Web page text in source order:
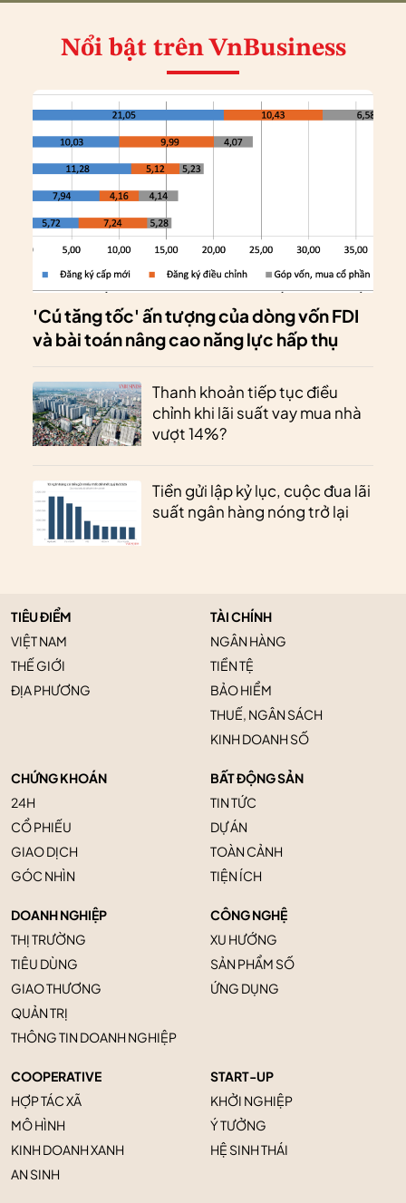
Nổi bật trên VnBusiness
'Cú tăng tốc' ấn tượng của dòng vốn FDI
và bài toán nâng cao năng lực hấp thụ
Thanh khoản tiếp tục điều
chỉnh khi lãi suất vay mua nhà
vượt 14%?
Tiền gửi lập kỷ lục, cuộc đua lãi
suất ngân hàng nóng trở lại
TIÊU ĐIỂM
VIỆT NAM
THẾ GIỚI
ĐỊA PHƯƠNG
TÀI CHÍNH
NGÂN HÀNG
TIỀN TỆ
BẢO HIỂM
THUẾ, NGÂN SÁCH
KINH DOANH SỐ
CHỨNG KHOÁN
24H
CỔ PHIẾU
GIAO DỊCH
GÓC NHÌN
BẤT ĐỘNG SẢN
TIN TỨC
DỰ ÁN
TOÀN CẢNH
TIỆN ÍCH
DOANH NGHIỆP
THỊ TRƯỜNG
TIÊU DÙNG
GIAO THƯƠNG
QUẢN TRỊ
THÔNG TIN DOANH NGHIỆP
CÔNG NGHỆ
XU HƯỚNG
SẢN PHẨM SỐ
ỨNG DỤNG
COOPERATIVE
HỢP TÁC XÃ
MÔ HÌNH
KINH DOANH XANH
AN SINH
START-UP
KHỞI NGHIỆP
Ý TƯỞNG
HỆ SINH THÁI